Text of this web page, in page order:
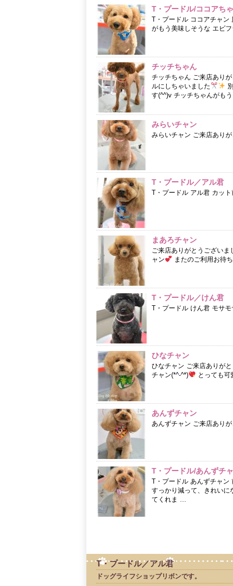
T・プードル/ココアち
T・プードル ココアチャン
がもう美味しそうな エビ
チッチちゃん
チッチちゃん ご来店あり
ルにしちゃいました
す(^^)v チッチちゃんがも
みらいチャン
みらいチャン ご来店あり
T・プードル／アル君
T・プードル アル君 カッ
まあろチャン
ご来店ありがとうござい
ャン
またのご利用お待
T・プードル／けん君
T・プードル けん君 モサ
ひなチャン
ひなチャン ご来店ありが
チャン(*^-^*)
とっても
あんずチャン
あんずチャン ご来店あり
T・プードル/あんずチ
T・プードル あんずチャン
すっかり減って、きれい
てくれま …
T・プードル／アル君
ドッグライフショップリボンです。